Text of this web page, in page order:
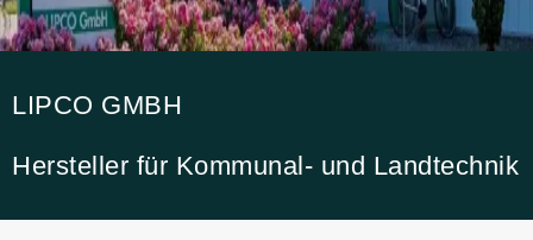
LIPCO GMBH
Hersteller für Kommunal- und Landtechnik